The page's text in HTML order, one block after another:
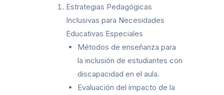
Estrategias Pedagógicas
Inclusivas para Necesidades
Educativas Especiales
Métodos de enseñanza para
la inclusión de estudiantes con
discapacidad en el aula.
Evaluación del impacto de la